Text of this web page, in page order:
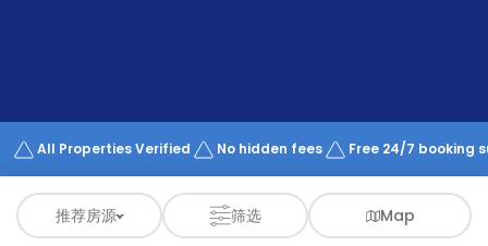
Works
All Properties Verified No hidden fees Free 24/7 booking
推荐房源 筛选 Map